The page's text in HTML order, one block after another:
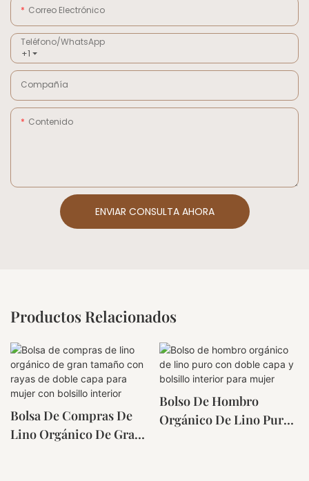
Correo Electrónico
+1
Teléfono/WhatsApp
Compañía
Contenido
ENVIAR CONSULTA AHORA
Productos Relacionados
Bolsa De Compras De
Lino Orgánico De Gran
Bolso De Hombro
Orgánico De Lino Puro